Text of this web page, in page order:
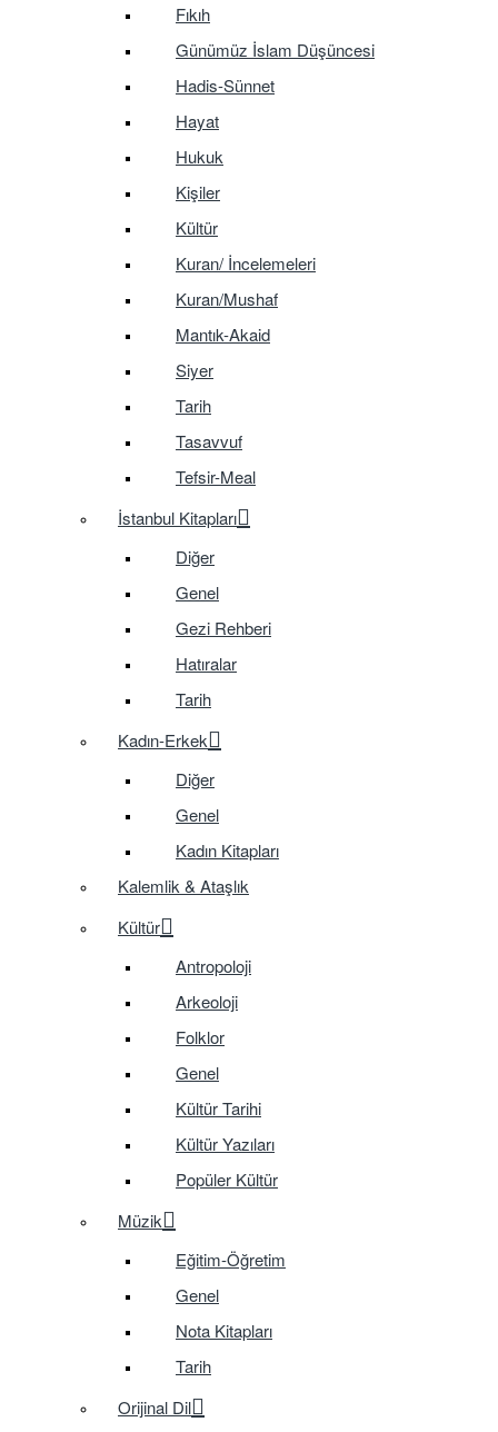
Fıkıh
Günümüz İslam Düşüncesi
Hadis-Sünnet
Hayat
Hukuk
Kişiler
Kültür
Kuran/ İncelemeleri
Kuran/Mushaf
Mantık-Akaid
Siyer
Tarih
Tasavvuf
Tefsir-Meal
İstanbul Kitapları
Diğer
Genel
Gezi Rehberi
Hatıralar
Tarih
Kadın-Erkek
Diğer
Genel
Kadın Kitapları
Kalemlik & Ataşlık
Kültür
Antropoloji
Arkeoloji
Folklor
Genel
Kültür Tarihi
Kültür Yazıları
Popüler Kültür
Müzik
Eğitim-Öğretim
Genel
Nota Kitapları
Tarih
Orijinal Dil